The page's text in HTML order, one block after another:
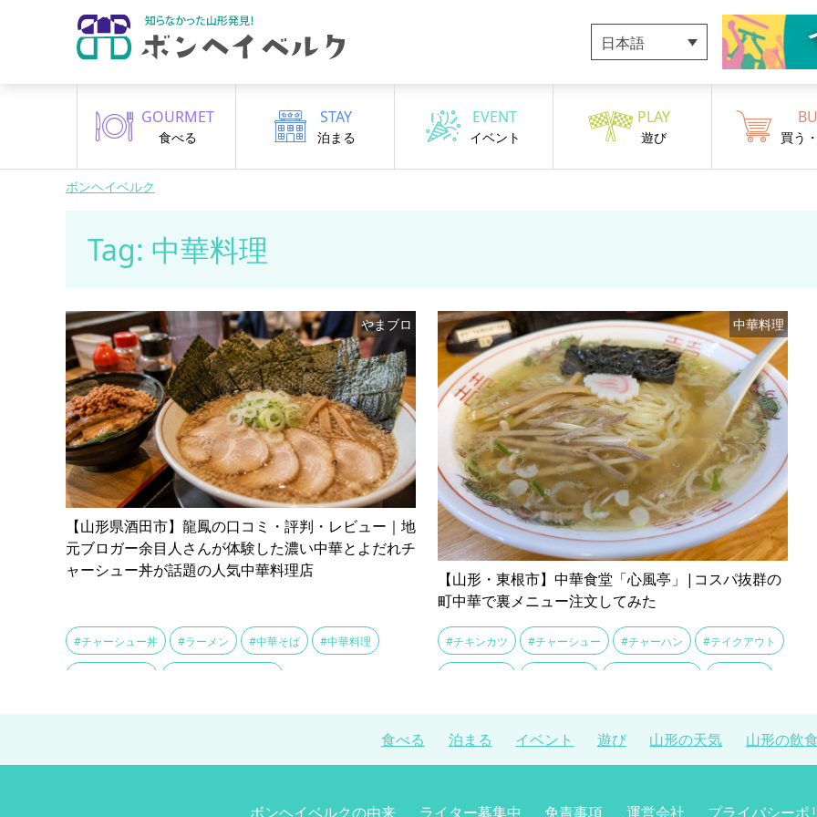
日本語
GOURMET
食べる
STAY
泊まる
EVENT
イベント
PLAY
遊び 買う
ボンヘイベルク
Tag: 中華料理
【山形県酒田市】龍鳳の口コミ・評判・レビュー｜地
元ブロガー余目人さんが体験した濃い中華とよだれチ
ャーシュー丼が話題の人気中華料理店
やまブロ
#チャーシュー丼 #ラーメン #中華そば #中華料理
【山形・東根市】中華食堂「心風亭」|コスパ抜群の
町中華で裏メニュー注文してみた
中華料理
#チキンカツ #チャーシュー #チャーハン #テイクアウト
#宴会場 #心風亭 #志那そば #村山 #東根
食べる 泊まる イベント 遊び 山形の天気 山形の飲
ボンヘイベルクの由来 ライター募集中 免責事項 運営会社 プライバシーポ